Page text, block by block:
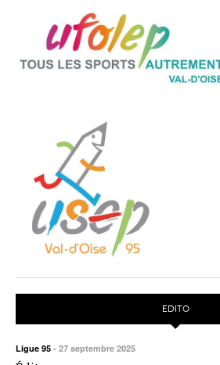
EDITO
Ligue 95 - 27 septembre 2025